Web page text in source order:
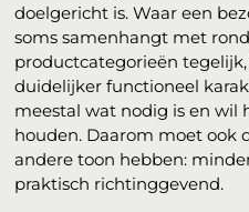
doelgericht is. Waar een
soms samenhangt met
productcategorieën
duidelijker functioneel
meestal wat nodig is en wil
houden. Daarom moet ook
andere toon hebben:
praktisch richtinggevend.